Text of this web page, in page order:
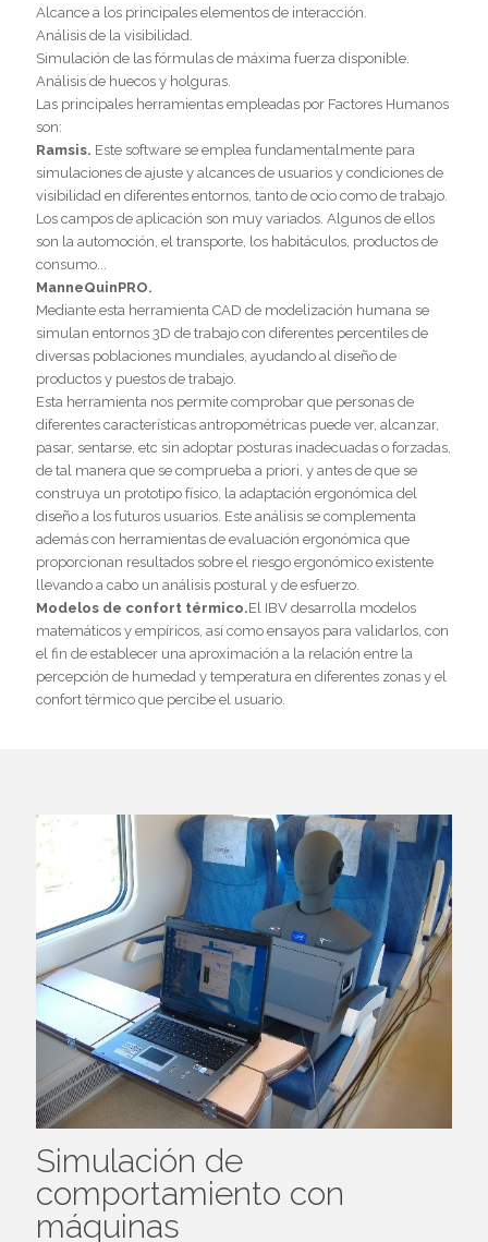
Alcance a los principales elementos de interacción.
Análisis de la visibilidad.
Simulación de las fórmulas de máxima fuerza disponible.
Análisis de huecos y holguras.
Las principales herramientas empleadas por Factores Humanos
son:
Ramsis. Este software se emplea fundamentalmente para
simulaciones de ajuste y alcances de usuarios y condiciones de
visibilidad en diferentes entornos, tanto de ocio como de trabajo.
Los campos de aplicación son muy variados. Algunos de ellos
son la automoción, el transporte, los habitáculos, productos de
consumo...
ManneQuinPRO.
Mediante esta herramienta CAD de modelización humana se
simulan entornos 3D de trabajo con diferentes percentiles de
diversas poblaciones mundiales, ayudando al diseño de
productos y puestos de trabajo.
Esta herramienta nos permite comprobar que personas de
diferentes características antropométricas puede ver, alcanzar,
pasar, sentarse, etc sin adoptar posturas inadecuadas o forzadas,
de tal manera que se comprueba a priori, y antes de que se
construya un prototipo físico, la adaptación ergonómica del
diseño a los futuros usuarios. Este análisis se complementa
además con herramientas de evaluación ergonómica que
proporcionan resultados sobre el riesgo ergonómico existente
llevando a cabo un análisis postural y de esfuerzo.
Modelos de confort térmico.El IBV desarrolla modelos
matemáticos y empíricos, así como ensayos para validarlos, con
el fin de establecer una aproximación a la relación entre la
percepción de humedad y temperatura en diferentes zonas y el
confort térmico que percibe el usuario.
Simulación de
comportamiento con
máquinas